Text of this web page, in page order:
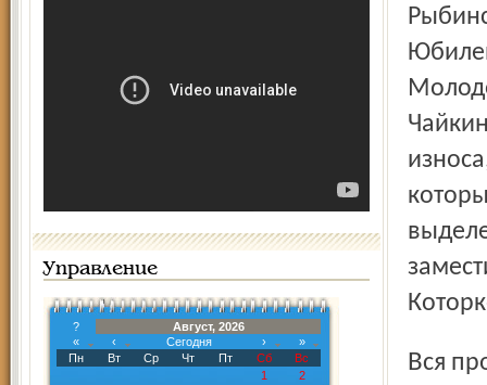
Управление
?
Август, 2026
«
‹ Сегодня ›
»
Пн
Вт Ср Чт Пт Сб
Вс
1
2
Вся проектная документация на эти объекты готова,